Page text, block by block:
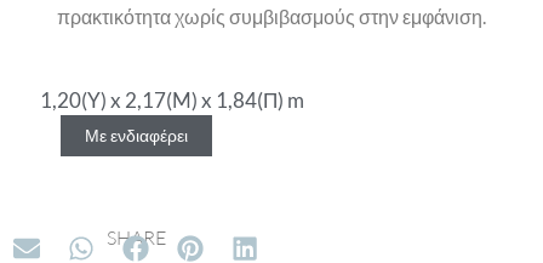
πρακτικότητα χωρίς συμβιβασμούς στην εμφάνιση.
1,20(Y) x 2,17(M) x 1,84(Π) m
Με ενδιαφέρει
SHARE